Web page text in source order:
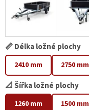
📏 Délka ložné plochy
2410 mm 2750 mm
📐 Šířka ložné plochy
1260 mm 1500 mm